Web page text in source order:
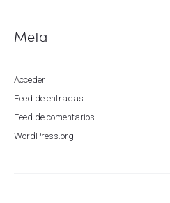
Meta
Acceder
Feed de entradas
Feed de comentarios
WordPress.org